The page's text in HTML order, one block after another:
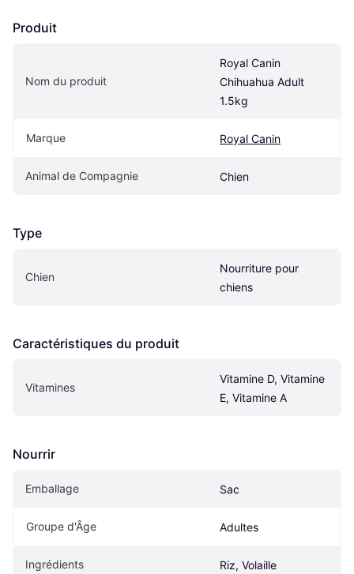
Produit
Nom du produit
Royal Canin
Chihuahua Adult
1.5kg
Marque Royal Canin
Animal de Compagnie Chien
Type
Chien
Nourriture pour
chiens
Caractéristiques du produit
Vitamines
Vitamine D, Vitamine
E, Vitamine A
Nourrir
Emballage Sac
Groupe d'Âge Adultes
Ingrédients Riz, Volaille